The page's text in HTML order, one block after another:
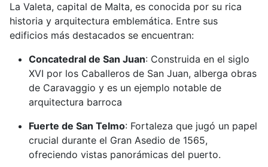
La Valeta, capital de Malta, es conocida por su rica
historia y arquitectura emblemática. Entre sus
edificios más destacados se encuentran:​
Concatedral de San Juan: Construida en el siglo
XVI por los Caballeros de San Juan, alberga obras
de Caravaggio y es un ejemplo notable de
arquitectura barroca
Fuerte de San Telmo: Fortaleza que jugó un papel
crucial durante el Gran Asedio de 1565,
ofreciendo vistas panorámicas del puerto.